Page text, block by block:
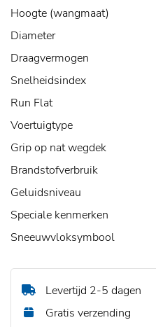
Hoogte (wangmaat)
Diameter
Draagvermogen
Snelheidsindex
Run Flat
Voertuigtype
Grip op nat wegdek
Brandstofverbruik
Geluidsniveau
Speciale kenmerken
Sneeuwvloksymbool
Levertijd 2-5 dagen
Gratis verzending